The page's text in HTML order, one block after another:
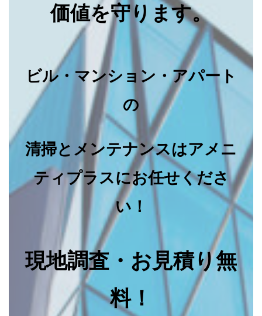
価値を守ります。
ビル・マンション・アパート
の
清掃とメンテナンスはアメニ
ティプラスにお任せくださ
い！
現地調査・お見積り無
料！